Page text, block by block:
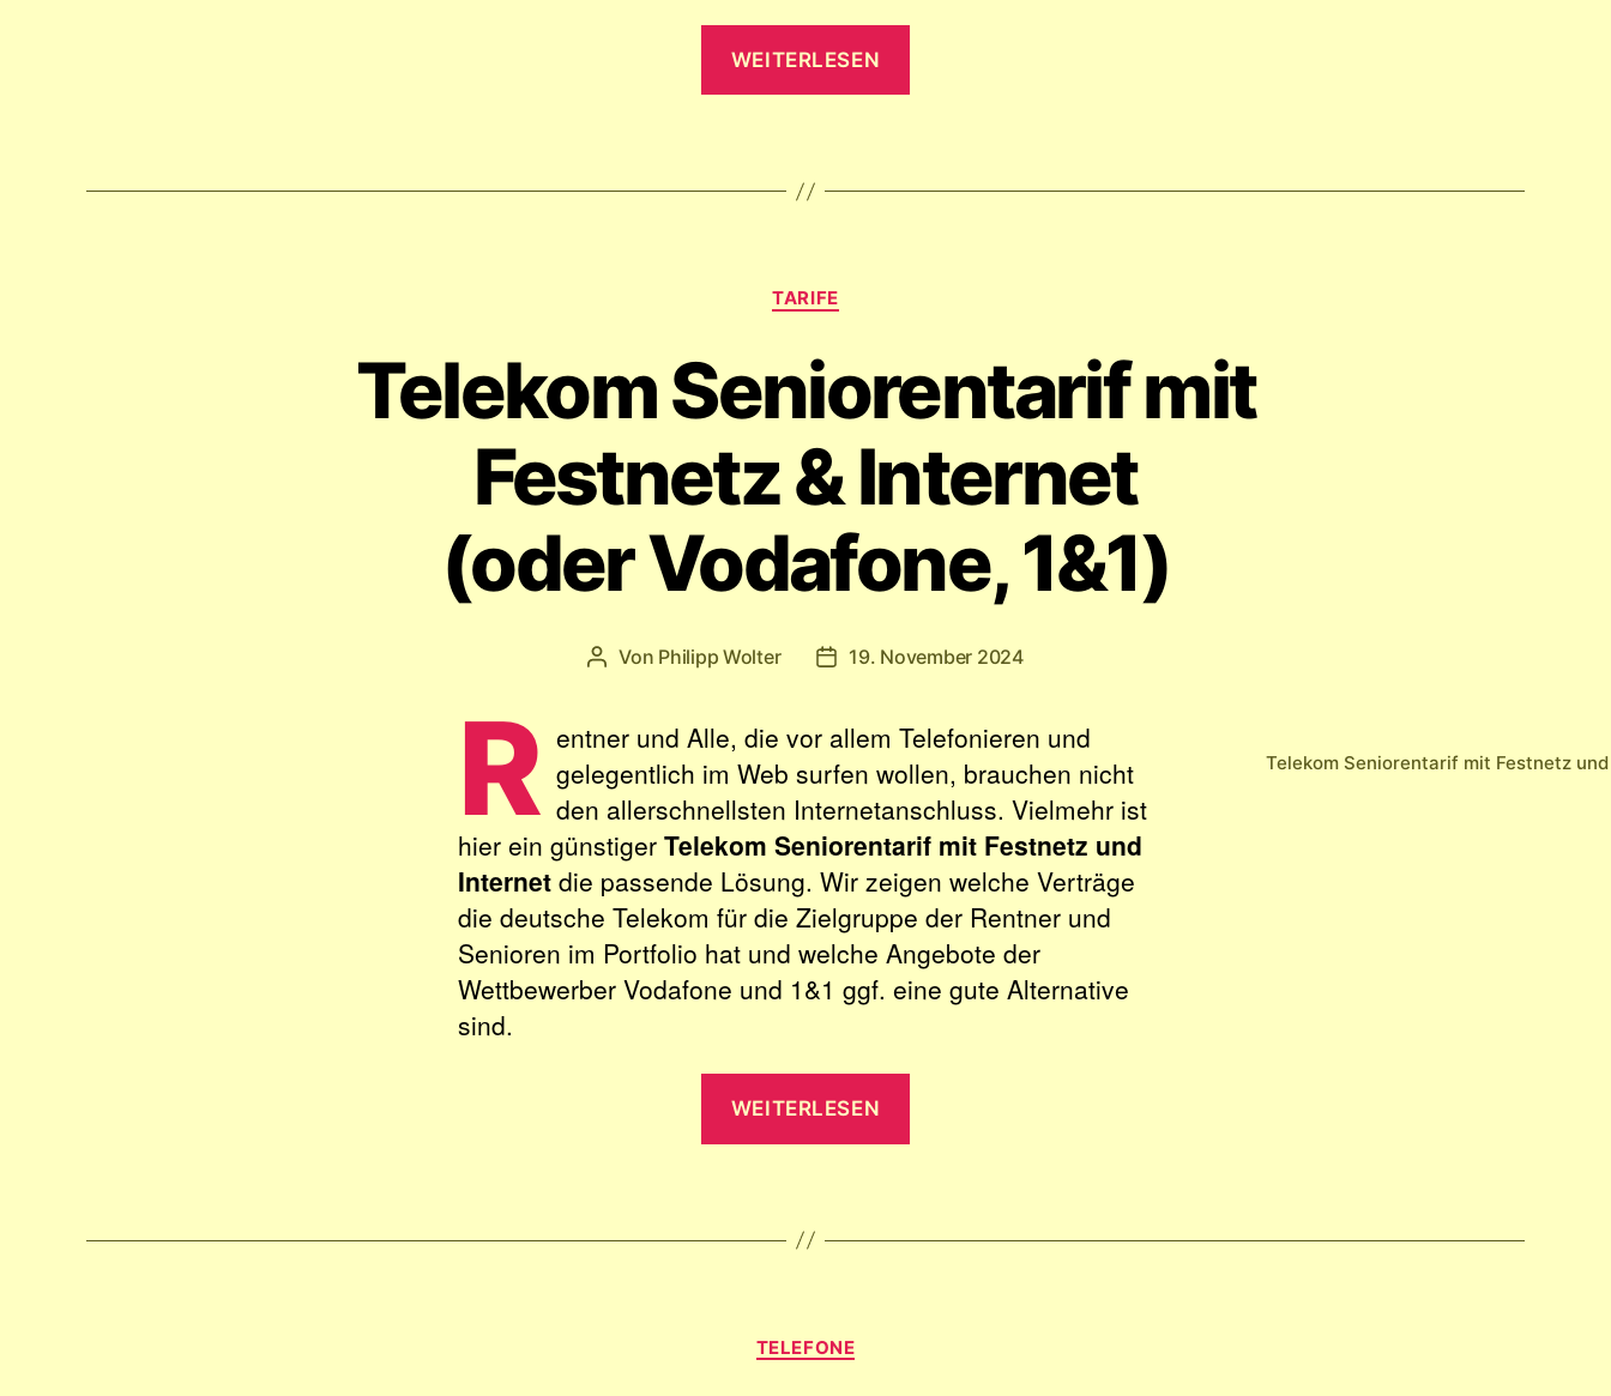
WEITERLESEN
Prepaid
Kategorien
TARIFE
Telekom Seniorentarif mit
Festnetz & Internet
(oder Vodafone, 1&1)
Beitragsautor
Von Philipp Wolter Veröffentlichungsdatum
19. November 2024
Telekom Seniorentarif mit Festnetz
R entner und Alle, die vor allem Telefonieren und
gelegentlich im Web surfen wollen, brauchen nicht
den allerschnellsten Internetanschluss. Vielmehr ist
hier ein günstiger Telekom Seniorentarif mit Festnetz und
Internet die passende Lösung. Wir zeigen welche Verträge
die deutsche Telekom für die Zielgruppe der Rentner und
Senioren im Portfolio hat und welche Angebote der
Wettbewerber Vodafone und 1&1 ggf. eine gute Alternative
sind.
WEITERLESEN
&
Kategorien
TELEFONE